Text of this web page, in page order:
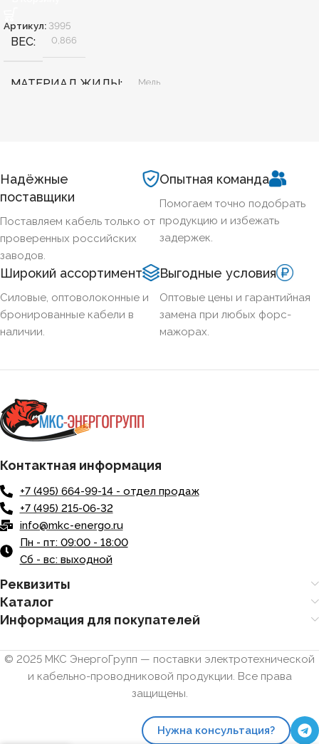
Артикул: 3995
ВЕС 0,866
МАТЕРИАЛ ЖИЛЫ Медь
ОГНЕСТОЙКИЙ
НАЛИЧИЕ ЭКРАНА
БРОНИРОВАННЫЙ
Надёжные
поставщики
Поставляем кабель только от
проверенных российских
заводов.
Опытная команда
Помогаем точно подобрать
продукцию и избежать
задержек.
Широкий ассортимент
Силовые, оптоволоконные и
бронированные кабели в
наличии.
Выгодные условия
Оптовые цены и гарантийная
замена при любых форс-
мажорах.
Контактная информация
+7 (495) 664-99-14 - отдел продаж
+7 (495) 215-06-32
info@mkc-energo.ru
Пн - пт: 09:00 - 18:00
Сб - вс: выходной
Реквизиты
Каталог
Информация для покупателей
© 2025 МКС ЭнергоГрупп — поставки электротехнической
и кабельно-проводниковой продукции. Все права
защищены.
Нужна консультация?